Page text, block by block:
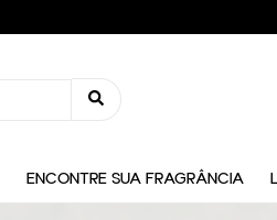
ENCONTRE SUA FRAGRÂNCIA